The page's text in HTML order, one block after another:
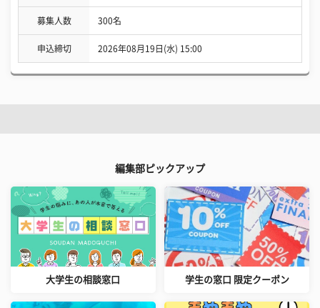
募集人数 300名
申込締切 2026年08月19日(水) 15:00
編集部ピックアップ
大学生の相談窓口 学生の窓口 限定クーポン